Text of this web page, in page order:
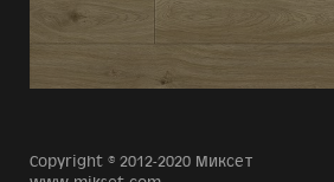
Copyright © 2012-2020 Миксет